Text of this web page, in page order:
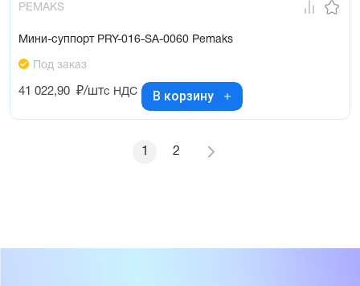
PEMAKS
Мини-суппорт PRY-016-SA-0060 Pemaks
Под заказ
41 022,90 ₽/штс НДС В корзину
1 2